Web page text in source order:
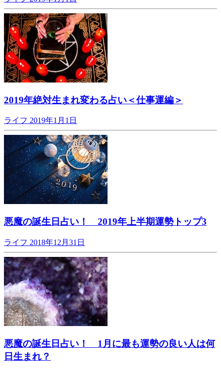
2019年絶対生まれ変わる占い＜仕事運編＞
ライフ 2019年1月1日
悪魔の誕生日占い！ 2019年上半期運勢トップ3
ライフ 2018年12月31日
悪魔の誕生日占い！ 1月に最も運勢の良い人は何
日生まれ？